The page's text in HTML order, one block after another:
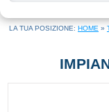
LA TUA POSIZIONE: HOME »